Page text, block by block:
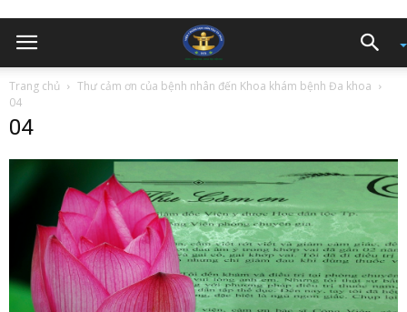
Trang chủ
Thư cảm ơn của bệnh nhân đến Khoa khám bệnh Đa khoa
04
04